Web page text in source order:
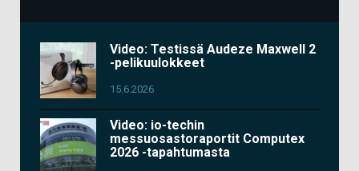
Video: Testissä Audeze Maxwell 2
-pelikuulokkeet
15.6.2026
Video: io-techin
messuosastoraportit Computex
2026 -tapahtumasta